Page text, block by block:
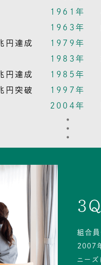
1961年
1963年
1979年
円達成
1983年
1985年
円達成
1997年
円突破
2004年
組合員
2007
ニー